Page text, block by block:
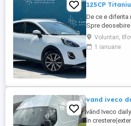
125CP
De ce e diferita
Spre
piața obișnuită,
flota proprie a
grupului
Voluntari,
1 ianuarie
vand iveco
vând Iveco
în